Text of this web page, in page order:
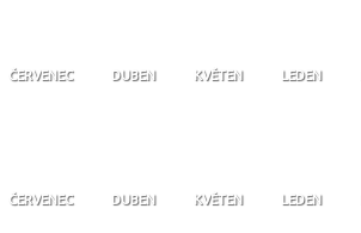
ČERVENEC DUBEN KVĚTEN LEDEN
ČERVENEC DUBEN KVĚTEN LEDEN